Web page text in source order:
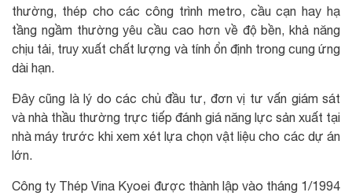
thường, thép cho các công trình metro, cầu cạn hay hạ
tầng ngầm thường yêu cầu cao hơn về độ bền, khả năng
chịu tải, truy xuất chất lượng và tính ổn định trong cung ứng
dài hạn.
Đây cũng là lý do các chủ đầu tư, đơn vị tư vấn giám sát
và nhà thầu thường trực tiếp đánh giá năng lực sản xuất tại
nhà máy trước khi xem xét lựa chọn vật liệu cho các dự án
lớn.
Công ty Thép Vina Kyoei được thành lập vào tháng 1/1994